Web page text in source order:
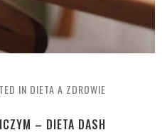
IN DIETA A ZDROWIE
– DIETA DASH